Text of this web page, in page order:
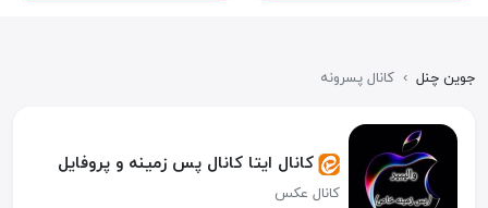
جوین چنل › کانال پسرونه
کانال ایتا کانال پس زمینه و پروفایل
کانال عکس